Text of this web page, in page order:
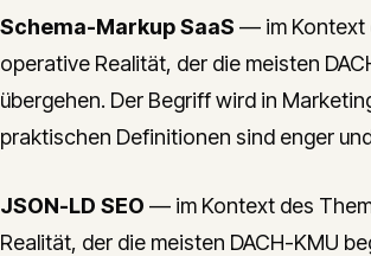
Schema-Markup SaaS — im Kontext
operative Realität, der die meisten
übergehen. Der Begriff wird in
praktischen Definitionen sind enger
JSON-LD SEO — im Kontext des
Realität, der die meisten DACH-KMU